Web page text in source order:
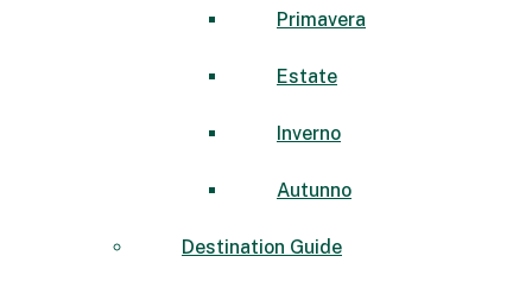
Primavera
Estate
Inverno
Autunno
Destination Guide